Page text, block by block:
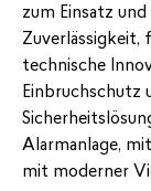
zum Einsatz
Zuverlässigkeit,
technische
Einbruchschutz
Alarmanlage,
mit moderner